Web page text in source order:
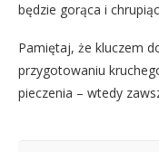
będzie gorąca i
Pamiętaj, że kluczem
przygotowaniu
pieczenia – wtedy